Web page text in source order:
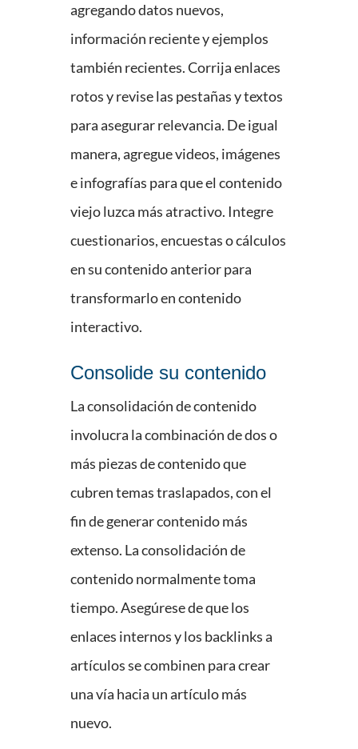
agregando datos nuevos,
información reciente y ejemplos
también recientes. Corrija enlaces
rotos y revise las pestañas y textos
para asegurar relevancia. De igual
manera, agregue videos, imágenes
e infografías para que el contenido
viejo luzca más atractivo. Integre
cuestionarios, encuestas o cálculos
en su contenido anterior para
transformarlo en contenido
interactivo.
Consolide su contenido
La consolidación de contenido
involucra la combinación de dos o
más piezas de contenido que
cubren temas traslapados, con el
fin de generar contenido más
extenso. La consolidación de
contenido normalmente toma
tiempo. Asegúrese de que los
enlaces internos y los backlinks a
artículos se combinen para crear
una vía hacia un artículo más
nuevo.